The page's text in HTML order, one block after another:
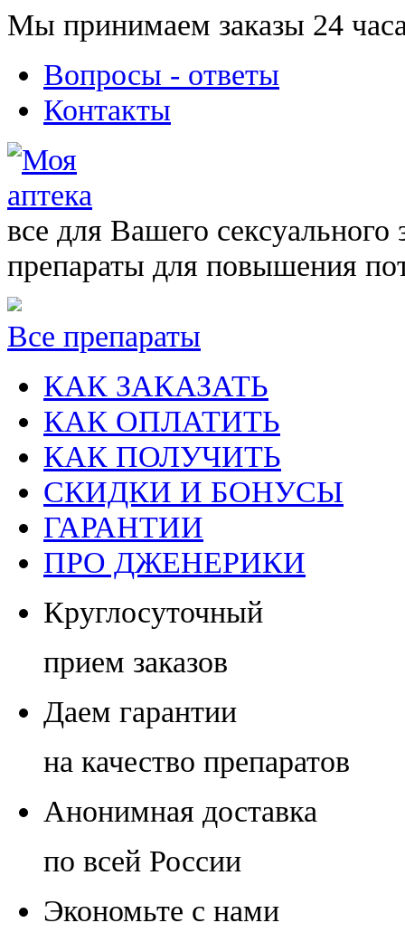
Мы принимаем заказы 24
Вопросы - ответы
Контакты
все для Вашего сексуального
препараты для повышения
Все препараты
КАК ЗАКАЗАТЬ
КАК ОПЛАТИТЬ
КАК ПОЛУЧИТЬ
СКИДКИ И БОНУСЫ
ГАРАНТИИ
ПРО ДЖЕНЕРИКИ
Круглосуточный
прием заказов
Даем гарантии
на качество препаратов
Анонимная доставка
по всей России
Экономьте с нами